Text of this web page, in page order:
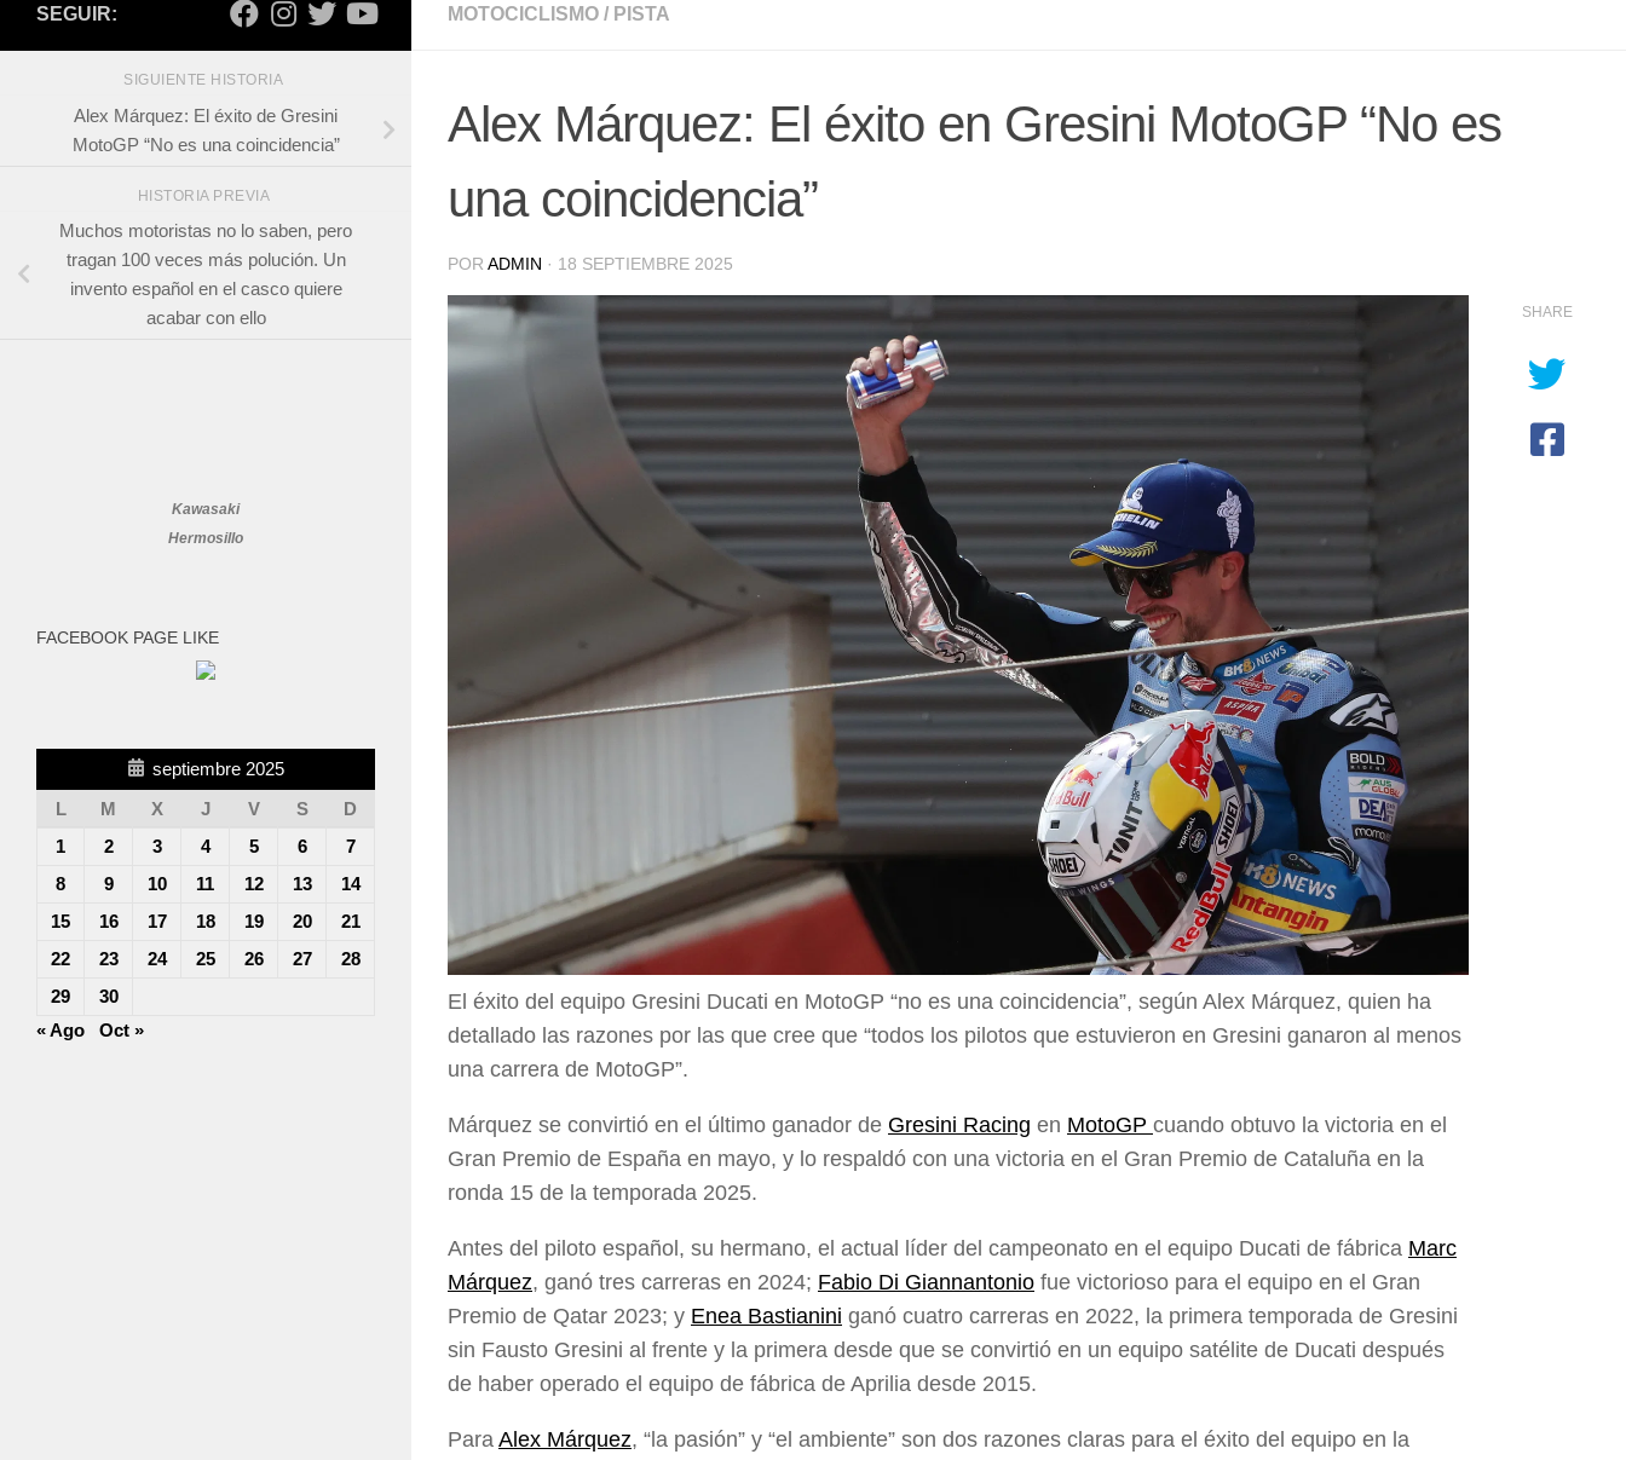
MOTOCICLISMO / PISTA
Alex Márquez: El éxito en Gresini MotoGP “No es
una coincidencia”
POR ADMIN · 18 SEPTIEMBRE 2025
El éxito del equipo Gresini Ducati en MotoGP “no es una coincidencia”, según Alex Márquez, quien ha
detallado las razones por las que cree que “todos los pilotos que estuvieron en Gresini ganaron al menos
una carrera de MotoGP”.
Márquez se convirtió en el último ganador de Gresini Racing en MotoGP cuando obtuvo la victoria en el
Gran Premio de España en mayo, y lo respaldó con una victoria en el Gran Premio de Cataluña en la
ronda 15 de la temporada 2025.
Antes del piloto español, su hermano, el actual líder del campeonato en el equipo Ducati de fábrica Marc
Márquez, ganó tres carreras en 2024; Fabio Di Giannantonio fue victorioso para el equipo en el Gran
Premio de Qatar 2023; y Enea Bastianini ganó cuatro carreras en 2022, la primera temporada de Gresini
sin Fausto Gresini al frente y la primera desde que se convirtió en un equipo satélite de Ducati después
de haber operado el equipo de fábrica de Aprilia desde 2015.
Para Alex Márquez, “la pasión” y “el ambiente” son dos razones claras para el éxito del equipo en la
SHARE
SEGUIR:
SIGUIENTE HISTORIA
Alex Márquez: El éxito de Gresini
MotoGP “No es una coincidencia”
HISTORIA PREVIA
Muchos motoristas no lo saben, pero
tragan 100 veces más polución. Un
invento español en el casco quiere
acabar con ello
Kawasaki
Hermosillo
FACEBOOK PAGE LIKE
septiembre 2025
L
M X J V S
D
1
2 3 4 5 6
7
8
9 10 11 12 13
14
15
16 17 18 19 20
21
22
23 24 25 26 27
28
29
30
« Ago
Oct »